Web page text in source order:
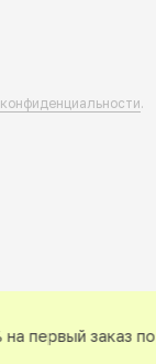
.
на первый заказ